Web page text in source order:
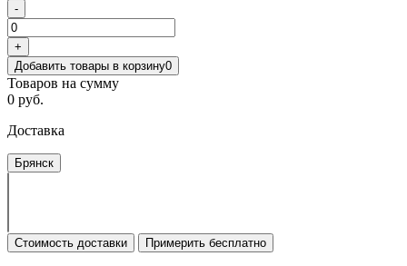
-
+
Добавить товары в корзину0
Товаров на сумму
0 руб.
Доставка
Брянск
Стоимость доставки Примерить бесплатно